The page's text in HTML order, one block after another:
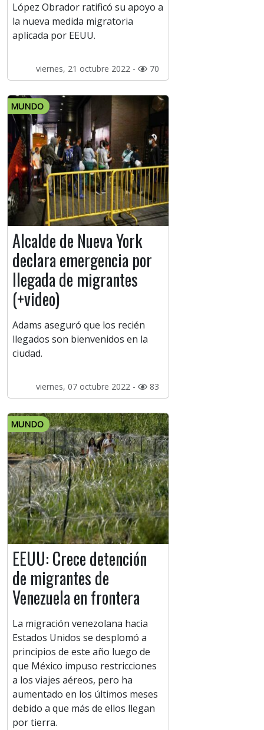
López Obrador ratificó su apoyo a
la nueva medida migratoria
aplicada por EEUU.
viernes, 21 octubre 2022 - 70
MUNDO
Alcalde de Nueva York
declara emergencia por
llegada de migrantes
(+video)
Adams aseguró que los recién
llegados son bienvenidos en la
ciudad.
viernes, 07 octubre 2022 - 83
MUNDO
EEUU: Crece detención
de migrantes de
Venezuela en frontera
La migración venezolana hacia
Estados Unidos se desplomó a
principios de este año luego de
que México impuso restricciones
a los viajes aéreos, pero ha
aumentado en los últimos meses
debido a que más de ellos llegan
por tierra.